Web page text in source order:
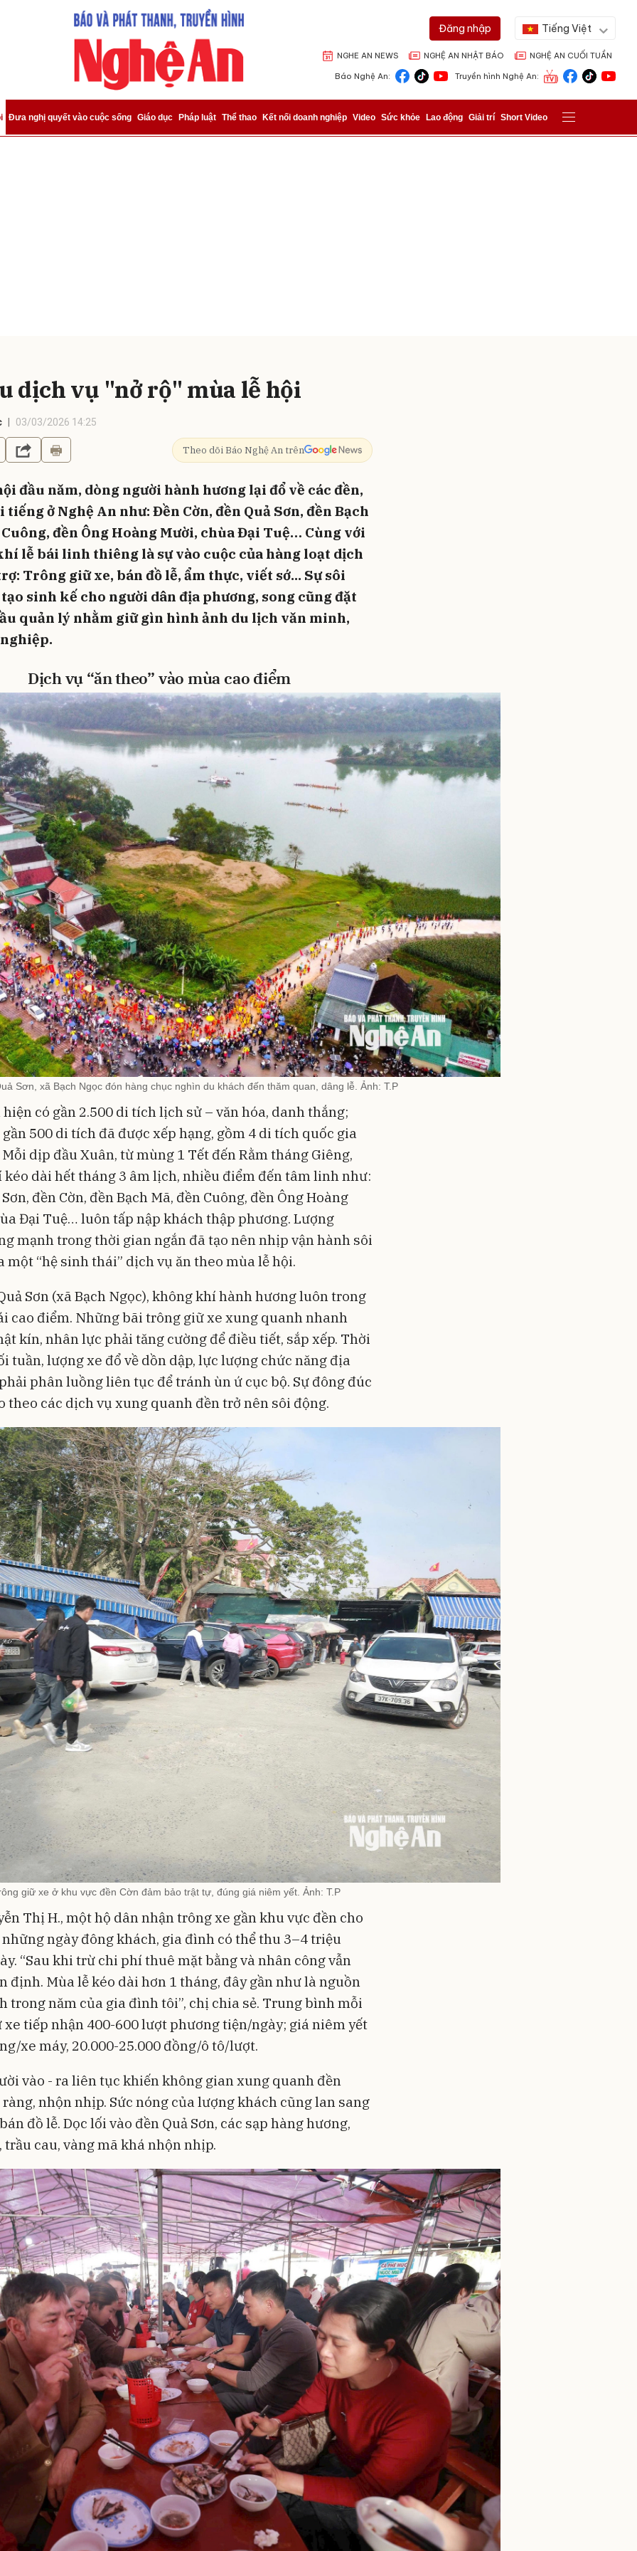
Đăng nhập Tiếng Việt
NGHE AN NEWS NGHỆ AN NHẬT BÁO NGHỆ AN CUỐI TUẦN
Báo Nghệ An: Truyền hình Nghệ An:
Đưa nghị quyết vào cuộc sống Giáo dục Pháp luật Thể thao Kết nối doanh nghiệp Video Sức khỏe Lao động Giải trí Short Video
dịch vụ "nở rộ" mùa lễ hội
03/03/2026 14:25
Theo dõi Báo Nghệ An trên
đầu năm, dòng người hành hương lại đổ về các đền,
tiếng ở Nghệ An như: Đền Cờn, đền Quả Sơn, đền Bạch
đền Ông Hoàng Mười, chùa Đại Tuệ… Cùng với
lễ bái linh thiêng là sự vào cuộc của hàng loạt dịch
Trông giữ xe, bán đồ lễ, ẩm thực, viết sớ... Sự sôi
sinh kế cho người dân địa phương, song cũng đặt
quản lý nhằm giữ gìn hình ảnh du lịch văn minh,
Dịch vụ “ăn theo” vào mùa cao điểm
Sơn, xã Bạch Ngọc đón hàng chục nghìn du khách đến thăm quan, dâng lễ. Ảnh: T.P
hiện có gần 2.500 di tích lịch sử – văn hóa, danh thắng;
500 di tích đã được xếp hạng, gồm 4 di tích quốc gia
dịp đầu Xuân, từ mùng 1 Tết đến Rằm tháng Giêng,
kéo dài hết tháng 3 âm lịch, nhiều điểm đến tâm linh như:
đền Cờn, đền Bạch Mã, đền Cuông, đền Ông Hoàng
Đại Tuệ… luôn tấp nập khách thập phương. Lượng
mạnh trong thời gian ngắn đã tạo nên nhịp vận hành sôi
một “hệ sinh thái” dịch vụ ăn theo mùa lễ hội.
Sơn (xã Bạch Ngọc), không khí hành hương luôn trong
cao điểm. Những bãi trông giữ xe xung quanh nhanh
kín, nhân lực phải tăng cường để điều tiết, sắp xếp. Thời
tuần, lượng xe đổ về dồn dập, lực lượng chức năng địa
phân luồng liên tục để tránh ùn ứ cục bộ. Sự đông đúc
theo các dịch vụ xung quanh đền trở nên sôi động.
giữ xe ở khu vực đền Cờn đảm bảo trật tự, đúng giá niêm yết. Ảnh: T.P
Thị H., một hộ dân nhận trông xe gần khu vực đền cho
ngày đông khách, gia đình có thể thu 3–4 triệu
“Sau khi trừ chi phí thuê mặt bằng và nhân công vẫn
định. Mùa lễ kéo dài hơn 1 tháng, đây gần như là nguồn
trong năm của gia đình tôi”, chị chia sẻ. Trung bình mỗi
xe tiếp nhận 400-600 lượt phương tiện/ngày; giá niêm yết
xe máy, 20.000-25.000 đồng/ô tô/lượt.
vào - ra liên tục khiến không gian xung quanh đền
nhộn nhịp. Sức nóng của lượng khách cũng lan sang
đồ lễ. Dọc lối vào đền Quả Sơn, các sạp hàng hương,
trầu cau, vàng mã khá nhộn nhịp.